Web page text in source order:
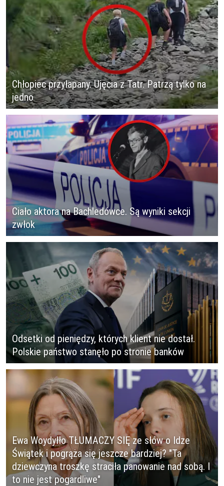
Chłopiec przyłapany. Ujęcia z Tatr. Patrzą tylko na
jedno
Ciało aktora na Bachledówce. Są wyniki sekcji
zwłok
Odsetki od pieniędzy, których klient nie dostał.
Polskie państwo stanęło po stronie banków
Ewa Woydyłło TŁUMACZY SIĘ ze słów o Idze
Świątek i pogrąża się jeszcze bardziej? "Ta
dziewczyna troszkę straciła panowanie nad sobą. I
to nie jest pogardliwe"